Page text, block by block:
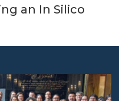
an In Silico